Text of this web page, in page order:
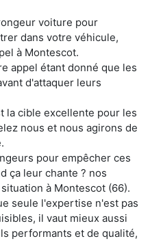
voiture pour
dans votre véhicule,
à Montescot.
appel étant donné que les
d'attaquer leurs
la cible excellente pour les
nous et nous agirons de
pour empêcher ces
ça leur chante ? nos
à Montescot (66).
seule l'expertise n'est pas
il vaut mieux aussi
performants et de qualité,